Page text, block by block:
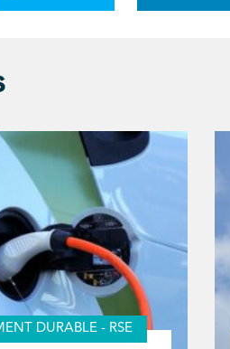
DURABLE - RSE